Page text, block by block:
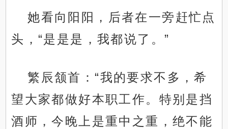
她看向阳阳，后者在一旁赶忙点
头，“是是是，我都说了。”
繁辰颔首：“我的要求不多，希
望大家都做好本职工作。特别是挡
酒师，今晚上是重中之重，绝不能